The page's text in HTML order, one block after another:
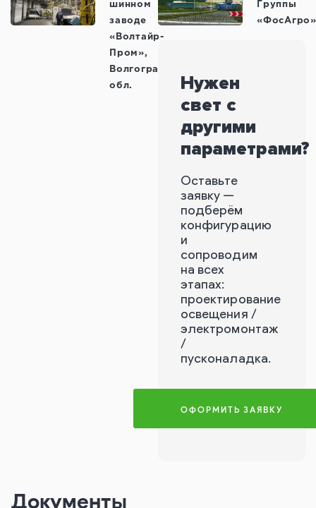
шинном
заводе
«Волтайр-
Пром»,
Волгоградская
обл.
Группы
«ФосАгро»
Нужен
свет с
другими
параметрами?
Оставьте
заявку —
подберём
конфигурацию
и
сопроводим
на всех
этапах:
проектирование
освещения /
электромонтаж
/
пусконаладка.
ОФОРМИТЬ ЗАЯВКУ
Документы